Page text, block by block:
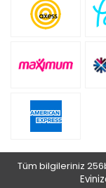
Tüm bilgileriniz